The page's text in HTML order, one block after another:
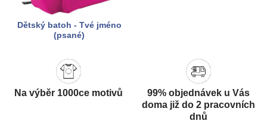
Dětský batoh - Tvé jméno
(psané)
Na výběr 1000ce motivů
99% objednávek u Vás
doma již do 2 pracovních
dnů